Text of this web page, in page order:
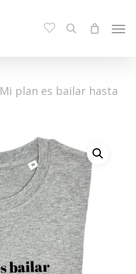
search
Mi plan es bailar hasta